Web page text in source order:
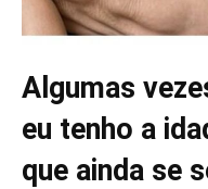
Algumas
eu tenho a
que ainda se